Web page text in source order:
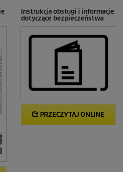
Instrukcja obsługi i informacje
dotyczące bezpieczeństwa
PRZECZYTAJ ONLINE